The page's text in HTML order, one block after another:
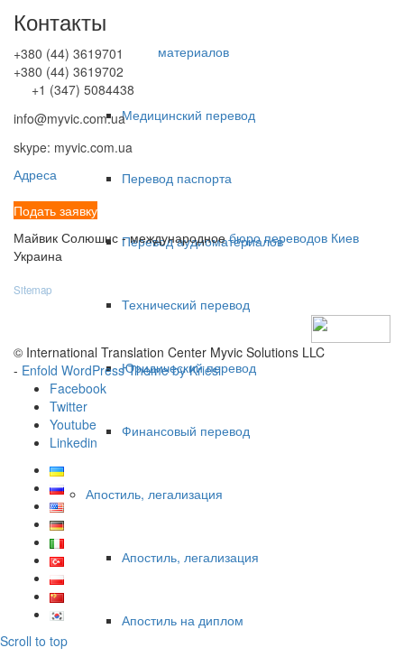
материалов
Медицинский перевод
Перевод паспорта
Перевод аудиоматериалов
Технический перевод
Юридический перевод
Финансовый перевод
Апостиль, легализация
Апостиль, легализация
Апостиль на диплом
Контакты
+380 (44) 3619701
+380 (44) 3619702
+1 (347) 5084438
info@myvic.com.ua
skype: myvic.com.ua
Адреса
Подать заявку
Майвик Солюшнс - международноебюро переводов Киев
Украина
Sitemap
© International Translation Center Myvic Solutions LLC
- Enfold WordPress Theme by Kriesi
Facebook
Twitter
Youtube
Linkedin
Scroll to top